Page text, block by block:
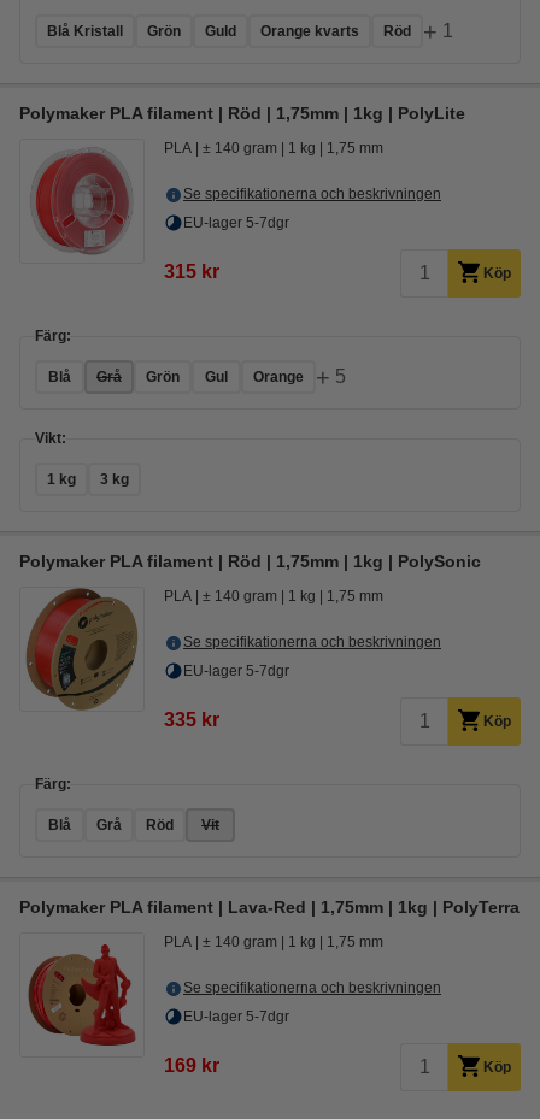
Blå Kristall Grön Guld Orange kvarts Röd + 1
Polymaker PLA filament | Röd | 1,75mm | 1kg | PolyLite
PLA ± 140 gram 1 kg 1,75 mm
Se specifikationerna och beskrivningen
EU-lager 5-7dgr
315 kr Köp
Färg:
Blå Grå Grön Gul Orange + 5
Vikt:
1 kg 3 kg
Polymaker PLA filament | Röd | 1,75mm | 1kg | PolySonic
PLA ± 140 gram 1 kg 1,75 mm
Se specifikationerna och beskrivningen
EU-lager 5-7dgr
335 kr Köp
Färg:
Blå Grå Röd Vit
Polymaker PLA filament | Lava-Red | 1,75mm | 1kg | PolyTerra
PLA ± 140 gram 1 kg 1,75 mm
Se specifikationerna och beskrivningen
EU-lager 5-7dgr
169 kr Köp